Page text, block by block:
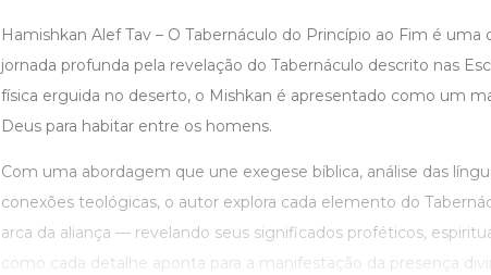
Hamishkan Alef Tav – O Tabernáculo do Princípio ao Fim é
jornada profunda pela revelação do Tabernáculo descrito nas
física erguida no deserto, o Mishkan é apresentado como um
Deus para habitar entre os homens.
Com uma abordagem que une exegese bíblica, análise das
conexões teológicas, o autor explora cada elemento do
arca da aliança — revelando seus significados proféticos,
como cada detalhe aponta para a manifestação da presença